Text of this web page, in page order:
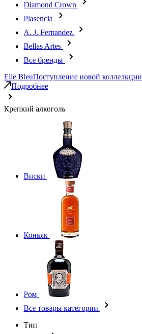
Diamond Crown
Plasencia
A. J. Fernandez
Bellas Artes
Все бренды
Elie BleuПоступление новой коллелкции
Подробнее
Крепкий алкоголь
Виски
Коньяк
Ром
Все товары категории
Тип